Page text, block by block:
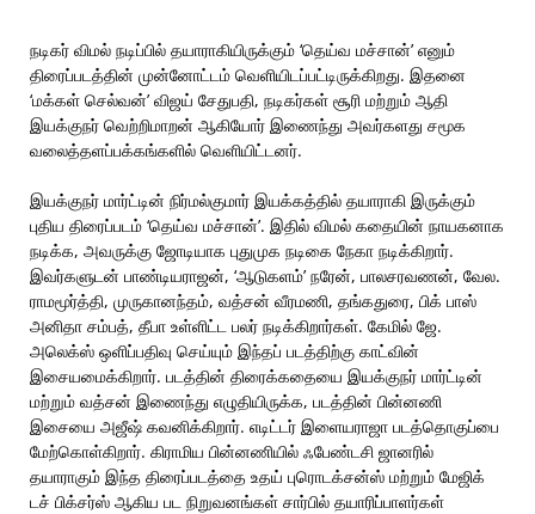
நடிகர் விமல் நடிப்பில் தயாராகியிருக்கும் ‘தெய்வ மச்சான்’ எனும்
திரைப்படத்தின் முன்னோட்டம் வெளியிடப்பட்டிருக்கிறது. இதனை
‘மக்கள் செல்வன்’ விஜய் சேதுபதி, நடிகர்கள் சூரி மற்றும் ஆதி
இயக்குநர் வெற்றிமாறன் ஆகியோர் இணைந்து அவர்களது சமூக
வலைத்தளப்பக்கங்களில் வெளியிட்டனர்.
இயக்குநர் மார்ட்டின் நிர்மல்குமார் இயக்கத்தில் தயாராகி இருக்கும்
புதிய திரைப்படம் ‘தெய்வ மச்சான்’. இதில் விமல் கதையின் நாயகனாக
நடிக்க, அவருக்கு ஜோடியாக புதுமுக நடிகை நேகா நடிக்கிறார்.
இவர்களுடன் பாண்டியராஜன், ‘ஆடுகளம்’ நரேன், பாலசரவணன், வேல.
ராமமூர்த்தி, முருகானந்தம், வத்சன் வீரமணி, தங்கதுரை, பிக் பாஸ்
அனிதா சம்பத், தீபா உள்ளிட்ட பலர் நடிக்கிறார்கள். கேமில் ஜே.
அலெக்ஸ் ஒளிப்பதிவு செய்யும் இந்தப் படத்திற்கு காட்வின்
இசையமைக்கிறார். படத்தின் திரைக்கதையை இயக்குநர் மார்ட்டின்
மற்றும் வத்சன் இணைந்து எழுதியிருக்க, படத்தின் பின்னணி
இசையை அஜீஷ் கவனிக்கிறார். எடிட்டர் இளையராஜா படத்தொகுப்பை
மேற்கொள்கிறார். கிராமிய பின்னணியில் ஃபேண்டசி ஜானரில்
தயாராகும் இந்த திரைப்படத்தை உதய் புரொடக்சன்ஸ் மற்றும் மேஜிக்
டச் பிக்சர்ஸ் ஆகிய பட நிறுவனங்கள் சார்பில் தயாரிப்பாளர்கள்